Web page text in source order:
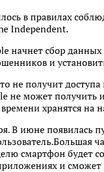
в правилах
Independent.
начнет сбор
и
не получит
не может получить
хранятся на
В июне появилась
смартфон будет
и